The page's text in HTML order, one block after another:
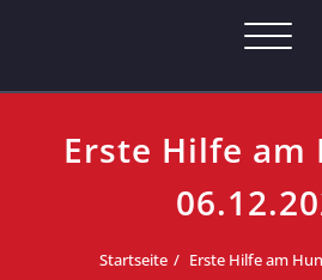
Toggle
Erste Hilfe am
Startseite Erste Hilfe am